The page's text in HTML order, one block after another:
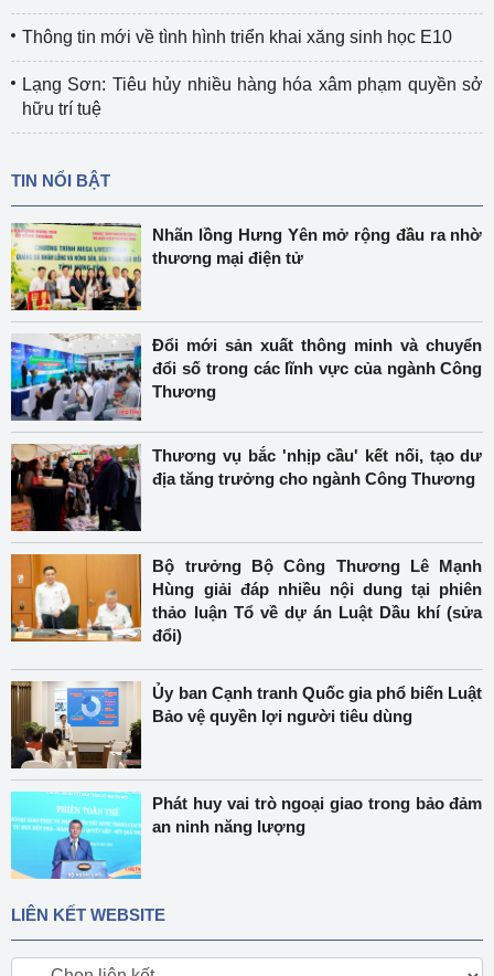
Thông tin mới về tình hình triển khai xăng sinh học E10
Lạng Sơn: Tiêu hủy nhiều hàng hóa xâm phạm quyền sở
hữu trí tuệ
TIN NỔI BẬT
Nhãn lồng Hưng Yên mở rộng đầu ra nhờ
thương mại điện tử
Đổi mới sản xuất thông minh và chuyển
đổi số trong các lĩnh vực của ngành Công
Thương
Thương vụ bắc 'nhịp cầu' kết nối, tạo dư
địa tăng trưởng cho ngành Công Thương
Bộ trưởng Bộ Công Thương Lê Mạnh
Hùng giải đáp nhiều nội dung tại phiên
thảo luận Tổ về dự án Luật Dầu khí (sửa
đổi)
Ủy ban Cạnh tranh Quốc gia phổ biến Luật
Bảo vệ quyền lợi người tiêu dùng
Phát huy vai trò ngoại giao trong bảo đảm
an ninh năng lượng
LIÊN KẾT WEBSITE